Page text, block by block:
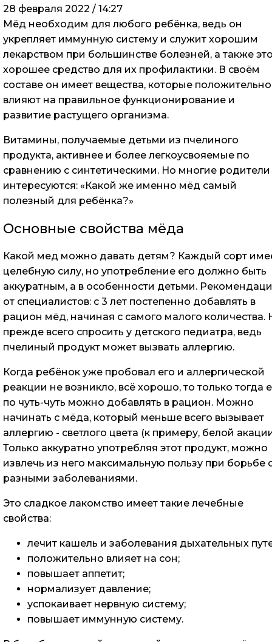
28 февраля 2022 / 14:27
Мёд необходим для любого ребёнка, ведь он
укрепляет иммунную систему и служит хорошим
лекарством при большинстве болезней, а также
хорошее средство для их профилактики. В своём
составе он имеет вещества, которые положительно
влияют на правильное функционирование и
развитие растущего организма.
Витамины, получаемые детьми из пчелиного
продукта, активнее и более легкоусвояемые по
сравнению с синтетическими. Но многие родители
интересуются: «Какой же именно мёд самый
полезный для ребёнка?»
Основные свойства мёда
Какой мед можно давать детям? Каждый сорт
целебную силу, но употребление его должно быть
аккуратным, а в особенности детьми.
от специалистов: с 3 лет постепенно добавлять в
рацион мёд, начиная с самого малого количества.
прежде всего спросить у детского педиатра, ведь
пчелиный продукт может вызвать аллергию.
Когда ребёнок уже пробовал его и аллергической
реакции не возникло, всё хорошо, то только тогда
по чуть-чуть можно добавлять в рацион. Можно
начинать с мёда, который меньше всего вызывает
аллергию - светлого цвета (к примеру, белой
Только аккуратно употребляя этот продукт, можно
извлечь из него максимальную пользу при борьбе
разными заболеваниями.
Это сладкое лакомство имеет такие лечебные
свойства:
лечит кашель и заболевания дыхательных
положительно влияет на сон;
повышает аппетит;
нормализует давление;
успокаивает нервную систему;
повышает иммунную систему.